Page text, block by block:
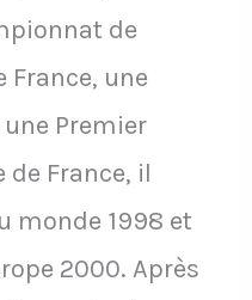
de
France, une
Premier
de France, il
monde 1998 et
2000. Après